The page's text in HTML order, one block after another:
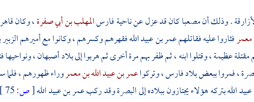
. وذلك أنمصعباكان قد عزل عن ناحيةفارسالمهلب بن أبي صفرة، وكان
معمرفثاروا عليه فقاتلهمعمر بن عبيد اللهفقهرهم وكسرهم ، وكانوا مع أميرهم
عظيمة ، وقتلوا ابنه ، ثم ظفر بهم مرة أخرى ثم هربوا إلى بلادأصبهان،
، فمروا ببعض بلادفارس، وتركواعمر بن عبيد الله بن معمروراء ظهورهم ، فلما
اللهبتركه هؤلاء يجتازون ببلاده إلىالبصرةوقد ركبعمر بن عبيد الله[ص: